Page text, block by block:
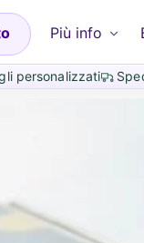
Più info
personalizzati